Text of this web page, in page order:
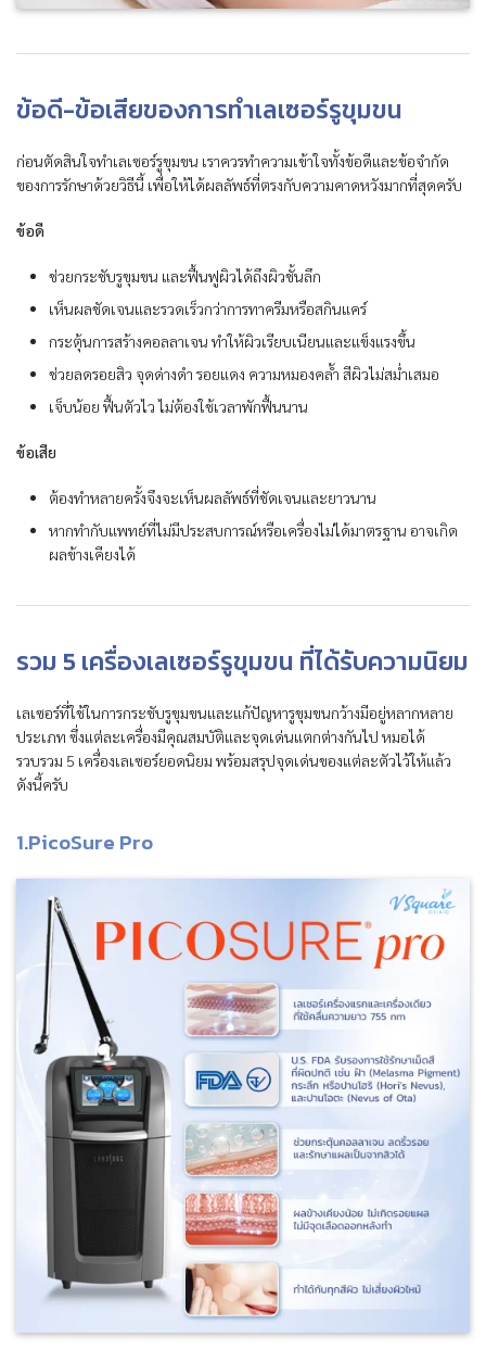
ข้อดี-ข้อเสียของการทำเลเซอร์รูขุมขน
ก่อนตัดสินใจทำเลเซอร์รูขุมขน เราควรทำความเข้าใจทั้งข้อดีและข้อจำกัด
ของการรักษาด้วยวิธีนี้ เพื่อให้ได้ผลลัพธ์ที่ตรงกับความคาดหวังมากที่สุดครับ
ข้อดี
ช่วยกระชับรูขุมขน และฟื้นฟูผิวได้ถึงผิวชั้นลึก
เห็นผลชัดเจนและรวดเร็วกว่าการทาครีมหรือสกินแคร์
กระตุ้นการสร้างคอลลาเจน ทำให้ผิวเรียบเนียนและแข็งแรงขึ้น
ช่วยลดรอยสิว จุดด่างดำ รอยแดง ความหมองคล้ำ สีผิวไม่สม่ำเสมอ
เจ็บน้อย ฟื้นตัวไว ไม่ต้องใช้เวลาพักฟื้นนาน
ข้อเสีย
ต้องทำหลายครั้งจึงจะเห็นผลลัพธ์ที่ชัดเจนและยาวนาน
หากทำกับแพทย์ที่ไม่มีประสบการณ์หรือเครื่องไม่ได้มาตรฐาน อาจเกิด
ผลข้างเคียงได้
รวม 5 เครื่องเลเซอร์รูขุมขน ที่ได้รับความนิยม
เลเซอร์ที่ใช้ในการกระชับรูขุมขนและแก้ปัญหารูขุมขนกว้างมีอยู่หลากหลาย
ประเภท ซึ่งแต่ละเครื่องมีคุณสมบัติและจุดเด่นแตกต่างกันไป หมอได้
รวบรวม 5 เครื่องเลเซอร์ยอดนิยม พร้อมสรุปจุดเด่นของแต่ละตัวไว้ให้แล้ว
ดังนี้ครับ
1.PicoSure Pro